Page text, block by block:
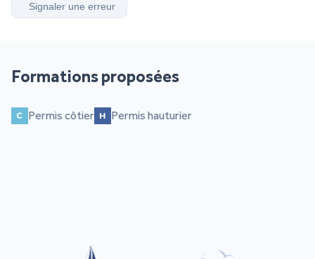
Signaler une erreur
Formations proposées
Permis côtier Permis hauturier